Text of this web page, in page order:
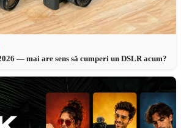
— mai are sens să cumperi un DSLR acum?